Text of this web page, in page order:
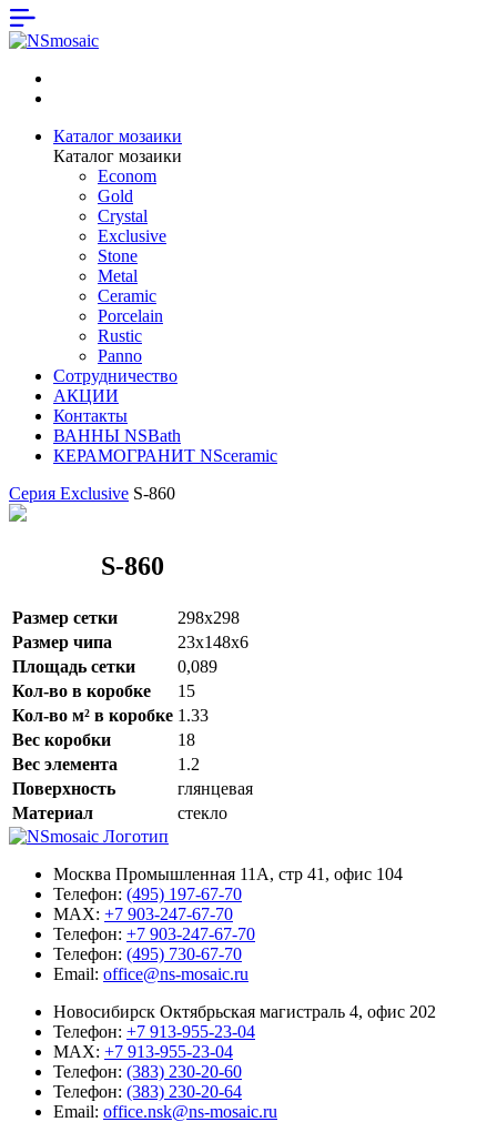
Каталог мозаики
Каталог мозаики
Econom
Gold
Crystal
Exclusive
Stone
Metal
Ceramic
Porcelain
Rustic
Panno
Сотрудничество
АКЦИИ
Контакты
ВАННЫ NSBath
КЕРАМОГРАНИТ NSceramic
Серия Exclusive S-860
S-860
Размер сетки
298x298
Размер чипа
23x148x6
Площадь сетки
0,089
Кол-во в коробке
15
Кол-во м² в коробке 1.33
Вес коробки
18
Вес элемента
1.2
Поверхность
глянцевая
Материал
стекло
Москва Промышленная 11А, стр 41, офис 104
Телефон: (495) 197-67-70
MAX: +7 903-247-67-70
Телефон: +7 903-247-67-70
Телефон: (495) 730-67-70
Email: office@ns-mosaic.ru
Новосибирск Октябрьская магистраль 4, офис 202
Телефон: +7 913-955-23-04
MAX: +7 913-955-23-04
Телефон: (383) 230-20-60
Телефон: (383) 230-20-64
Email: office.nsk@ns-mosaic.ru